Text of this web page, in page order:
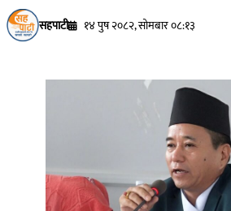
सहपाटी १४ पुष २०८२, सोमबार ०८:१३